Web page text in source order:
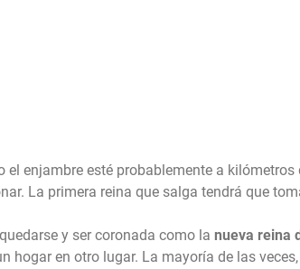
el enjambre esté probablemente a
La primera reina que salga tendrá que
y ser coronada como la nueva reina
hogar en otro lugar. La mayoría de las